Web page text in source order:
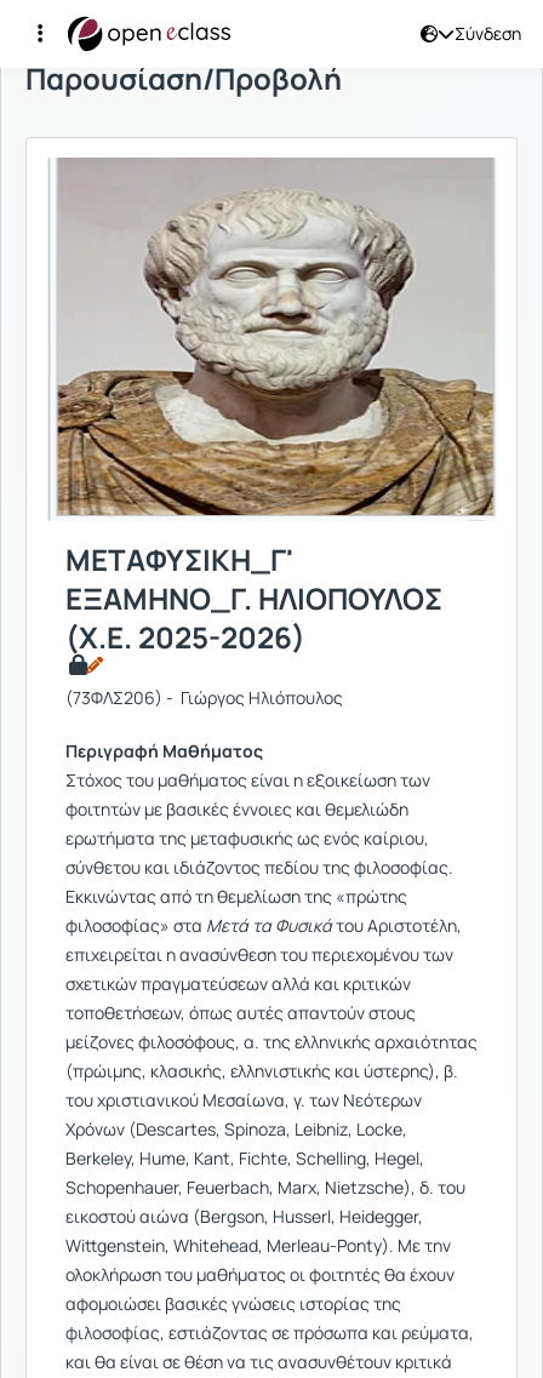
Σύνδεση
Παρουσίαση/Προβολή
ΜΕΤΑΦΥΣΙΚΗ_Γ'
ΕΞΑΜΗΝΟ_Γ. ΗΛΙΟΠΟΥΛΟΣ
(Χ.Ε. 2025-2026)
(73ΦΛΣ206) - Γιώργος Ηλιόπουλος
Περιγραφή Μαθήματος
Στόχος του μαθήματος είναι η εξοικείωση των
φοιτητών με βασικές έννοιες και θεμελιώδη
ερωτήματα της μεταφυσικής ως ενός καίριου,
σύνθετου και ιδιάζοντος πεδίου της φιλοσοφίας.
Εκκινώντας από τη θεμελίωση της «πρώτης
φιλοσοφίας» στα Μετά τα Φυσικάτου Αριστοτέλη,
επιχειρείται η ανασύνθεση του περιεχομένου των
σχετικών πραγματεύσεων αλλά και κριτικών
τοποθετήσεων, όπως αυτές απαντούν στους
μείζονες φιλοσόφους, α. της ελληνικής αρχαιότητας
(πρώιμης, κλασικής, ελληνιστικής και ύστερης), β.
του χριστιανικού Μεσαίωνα, γ. των Νεότερων
Χρόνων (Descartes, Spinoza, Leibniz, Locke,
Berkeley, Hume, Kant, Fichte, Schelling, Hegel,
Schopenhauer, Feuerbach, Marx, Nietzsche), δ. του
εικοστού αιώνα (Bergson, Husserl, Heidegger,
Wittgenstein, Whitehead, Merleau-Ponty). Με την
ολοκλήρωση του μαθήματος οι φοιτητές θα έχουν
αφομοιώσει βασικές γνώσεις ιστορίας της
φιλοσοφίας, εστιάζοντας σε πρόσωπα και ρεύματα,
και θα είναι σε θέση να τις ανασυνθέτουν κριτικά